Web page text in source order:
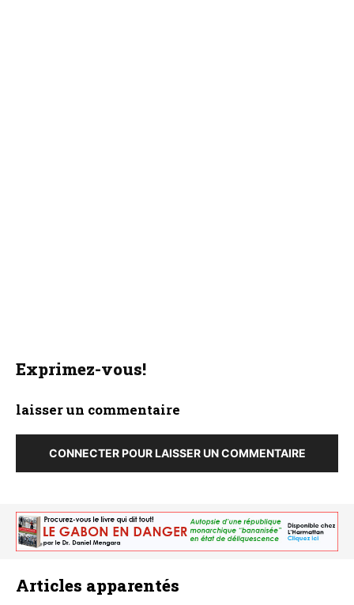
Exprimez-vous!
laisser un commentaire
CONNECTER POUR LAISSER UN COMMENTAIRE
Articles apparentés